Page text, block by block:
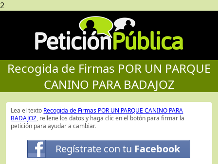
2
Recogida de Firmas POR UN PARQUE
CANINO PARA BADAJOZ
Lea el texto Recogida de Firmas POR UN PARQUE CANINO PARA
BADAJOZ, rellene los datos y haga clic en el botón para firmar la
petición para ayudar a cambiar.
Regístrate con tu Facebook